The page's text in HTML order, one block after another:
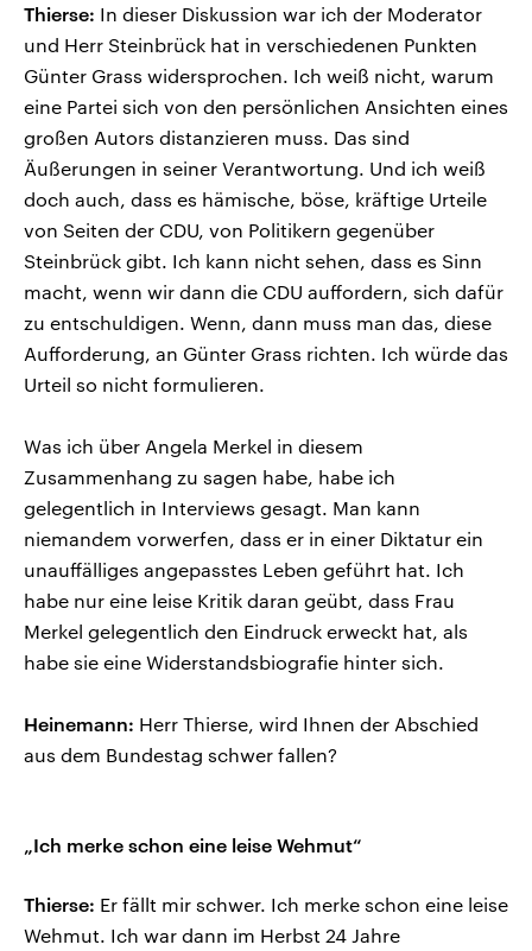
Thierse: In dieser Diskussion war ich der Moderator
und Herr Steinbrück hat in verschiedenen Punkten
Günter Grass widersprochen. Ich weiß nicht, warum
eine Partei sich von den persönlichen Ansichten eines
großen Autors distanzieren muss. Das sind
Äußerungen in seiner Verantwortung. Und ich weiß
doch auch, dass es hämische, böse, kräftige Urteile
von Seiten der CDU, von Politikern gegenüber
Steinbrück gibt. Ich kann nicht sehen, dass es Sinn
macht, wenn wir dann die CDU auffordern, sich dafür
zu entschuldigen. Wenn, dann muss man das, diese
Aufforderung, an Günter Grass richten. Ich würde das
Urteil so nicht formulieren.
Was ich über Angela Merkel in diesem
Zusammenhang zu sagen habe, habe ich
gelegentlich in Interviews gesagt. Man kann
niemandem vorwerfen, dass er in einer Diktatur ein
unauffälliges angepasstes Leben geführt hat. Ich
habe nur eine leise Kritik daran geübt, dass Frau
Merkel gelegentlich den Eindruck erweckt hat, als
habe sie eine Widerstandsbiografie hinter sich.
Heinemann: Herr Thierse, wird Ihnen der Abschied
aus dem Bundestag schwer fallen?
„Ich merke schon eine leise Wehmut“
Thierse: Er fällt mir schwer. Ich merke schon eine leise
Wehmut. Ich war dann im Herbst 24 Jahre